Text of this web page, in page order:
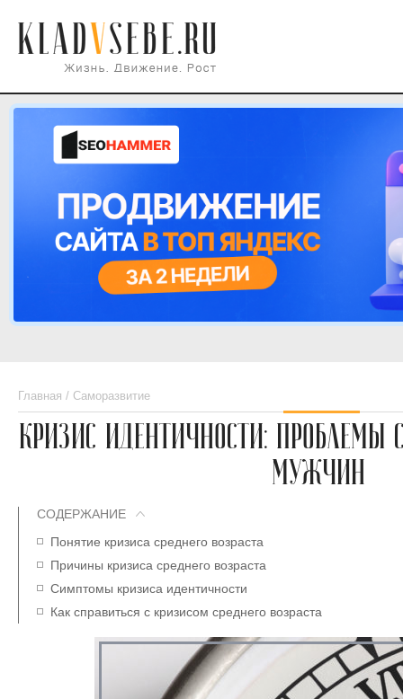
Главная / Саморазвитие
КРИЗИС ИДЕНТИЧНОСТИ: ПРОБЛЕМЫ
МУЖЧИН
СОДЕРЖАНИЕ
Понятие кризиса среднего возраста
Причины кризиса среднего возраста
Симптомы кризиса идентичности
Как справиться с кризисом среднего возраста